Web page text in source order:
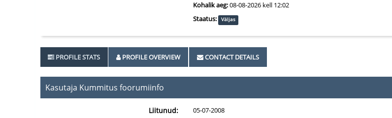
Kohalik aeg:08-08-2026 kell 12:02
Staatus:
Väljas
PROFILE STATS PROFILE OVERVIEW CONTACT DETAILS
Kasutaja Kummitus foorumiinfo
Liitunud: 05-07-2008